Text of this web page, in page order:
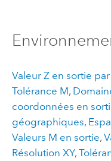
Valeur Z en sortie
Tolérance M,
coordonnées en
géographiques,
Valeurs M en sortie,
Résolution XY,